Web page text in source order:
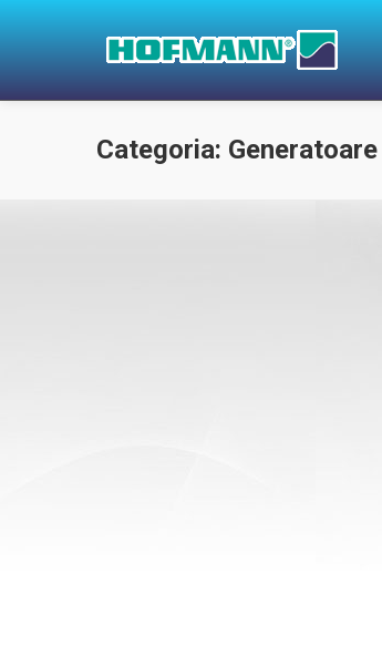
Categoria: